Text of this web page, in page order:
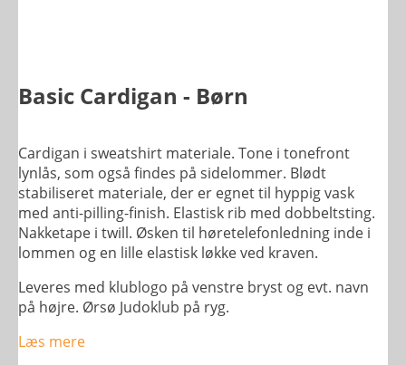
Basic Cardigan - Børn
Cardigan i sweatshirt materiale. Tone i tonefront
lynlås, som også findes på sidelommer. Blødt
stabiliseret materiale, der er egnet til hyppig vask
med anti-pilling-finish. Elastisk rib med dobbeltsting.
Nakketape i twill. Øsken til høretelefonledning inde i
lommen og en lille elastisk løkke ved kraven.
Leveres med klublogo på venstre bryst og evt. navn
på højre. Ørsø Judoklub på ryg.
Læs mere